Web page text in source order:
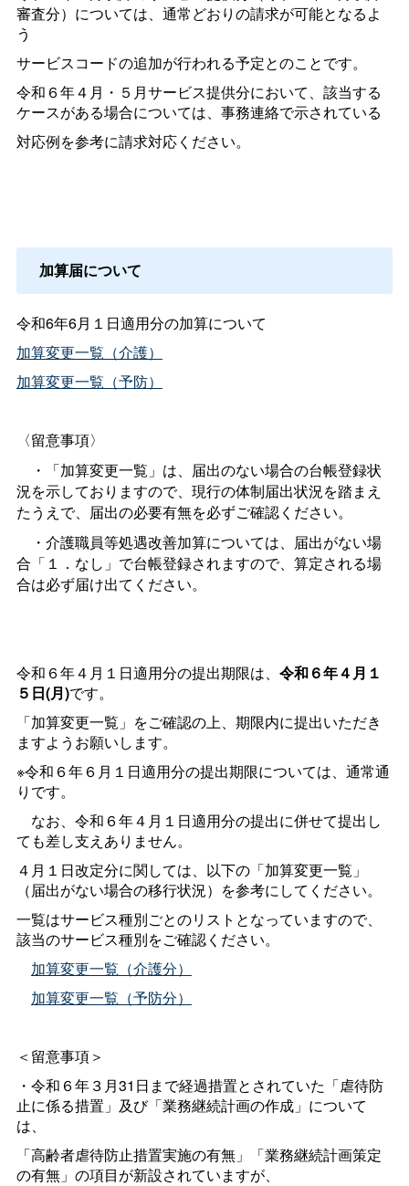
審査分）については、通常どおりの請求が可能となるよ
う
サービスコードの追加が行われる予定とのことです。
令和６年４月・５月サービス提供分において、該当する
ケースがある場合については、事務連絡で示されている
対応例を参考に請求対応ください。
加算届について
令和6年6月１日適用分の加算について
加算変更一覧（介護）
加算変更一覧（予防）
〈留意事項〉
・「加算変更一覧」は、届出のない場合の台帳登録状
況を示しておりますので、現行の体制届出状況を踏まえ
たうえで、届出の必要有無を必ずご確認ください。
・介護職員等処遇改善加算については、届出がない場
合「１．なし」で台帳登録されますので、算定される場
合は必ず届け出てください。
令和６年４月１日適用分の提出期限は、 令和６年４月１
５日(月)です。
「加算変更一覧」をご確認の上、期限内に提出いただき
ますようお願いします。
※令和６年６月１日適用分の提出期限については、通常通
りです。
なお、令和６年４月１日適用分の提出に併せて提出し
ても差し支えありません。
４月１日改定分に関しては、以下の「加算変更一覧」
（届出がない場合の移行状況）を参考にしてください。
一覧はサービス種別ごとのリストとなっていますので、
該当のサービス種別をご確認ください。
加算変更一覧（介護分）
加算変更一覧（予防分）
＜留意事項＞
・令和６年３月31日まで経過措置とされていた「虐待防
止に係る措置」及び「業務継続計画の作成」について
は、
「高齢者虐待防止措置実施の有無」「業務継続計画策定
の有無」の項目が新設されていますが、